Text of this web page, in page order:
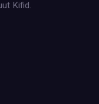
Kifid.